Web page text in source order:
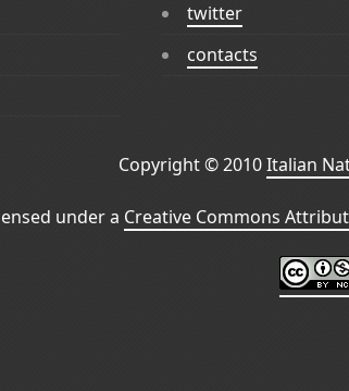
twitter
contacts
Copyright © 2010Italian
under a Creative Commons